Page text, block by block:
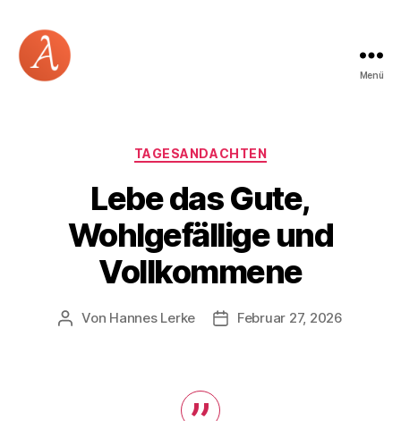
Menü
Kategorien
TAGESANDACHTEN
Lebe das Gute,
Wohlgefällige und
Vollkommene
Beitragsautor
Von Hannes Lerke Beitragsdatum
Februar 27, 2026